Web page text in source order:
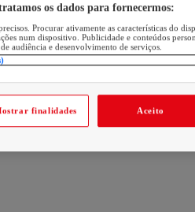
os dados para fornecermos:
Procurar ativamente as características do
num dispositivo. Publicidade e conteúdos
audiência e desenvolvimento de serviços.
finalidades Aceito